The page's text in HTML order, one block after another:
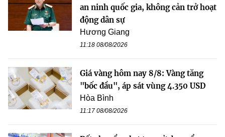
an ninh quốc gia, không cản trở hoạt
động dân sự
Hương Giang
11:18 08/08/2026
Giá vàng hôm nay 8/8: Vàng tăng
"bốc đầu", áp sát vùng 4.350 USD
Hòa Bình
11:17 08/08/2026